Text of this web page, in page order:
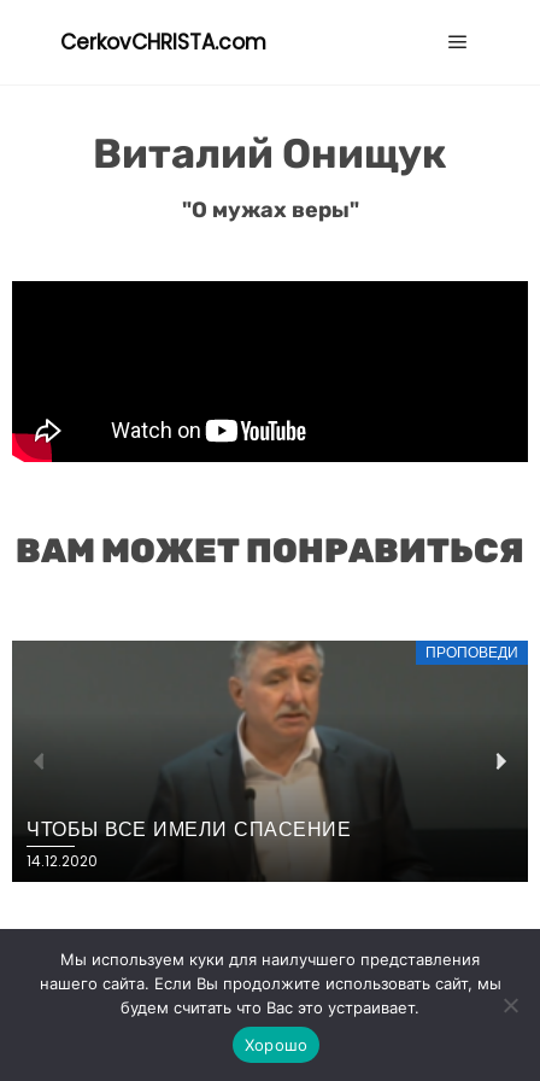
CerkovCHRISTA.com
Виталий Онищук
"О мужах веры"
ВАМ МОЖЕТ ПОНРАВИТЬСЯ
ПРОПОВЕДИ
ЧТОБЫ ВСЕ ИМЕЛИ СПАСЕНИЕ
14.12.2020
Мы используем куки для наилучшего представления
нашего сайта. Если Вы продолжите использовать сайт, мы
будем считать что Вас это устраивает.
Хорошо